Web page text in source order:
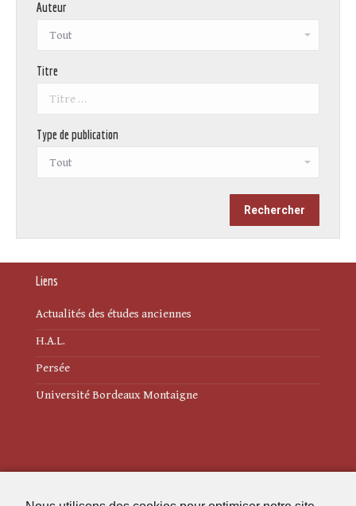
Auteur
Titre
Type de publication
Liens
Actualités des études anciennes
H.A.L.
Persée
Université Bordeaux Montaigne